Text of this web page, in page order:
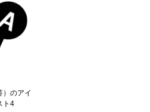
）のアイ
ト4